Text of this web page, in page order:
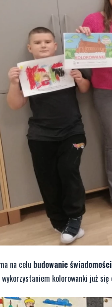
na celu budowanie
kolorowanki już